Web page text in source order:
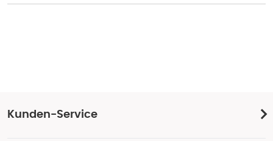
Kunden-Service